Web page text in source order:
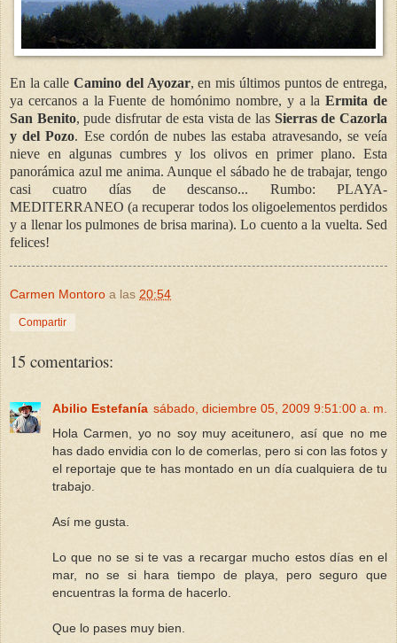
En la calleCamino del Ayozar, en mis últimos puntos de entrega,
ya cercanos a la Fuente de homónimo nombre, y a laErmita de
San Benito, pude disfrutar de esta vista de las Sierras de Cazorla
y del Pozo. Ese cordón de nubes las estaba atravesando, se veía
nieve en algunas cumbres y los olivos en primer plano. Esta
panorámica azul me anima. Aunque el sábado he de trabajar, tengo
casi cuatro días de descanso... Rumbo: PLAYA-
MEDITERRANEO (a recuperar todos los oligoelementos perdidos
y a llenar los pulmones de brisa marina). Lo cuento a la vuelta. Sed
felices!
Carmen Montoro a las 20:54
Compartir
15 comentarios:
Abilio Estefanía sábado, diciembre 05, 2009 9:51:00 a. m.
Hola Carmen, yo no soy muy aceitunero, así que no me
has dado envidia con lo de comerlas, pero si con las fotos y
el reportaje que te has montado en un día cualquiera de tu
trabajo.
Así me gusta.
Lo que no se si te vas a recargar mucho estos días en el
mar, no se si hara tiempo de playa, pero seguro que
encuentras la forma de hacerlo.
Que lo pases muy bien.